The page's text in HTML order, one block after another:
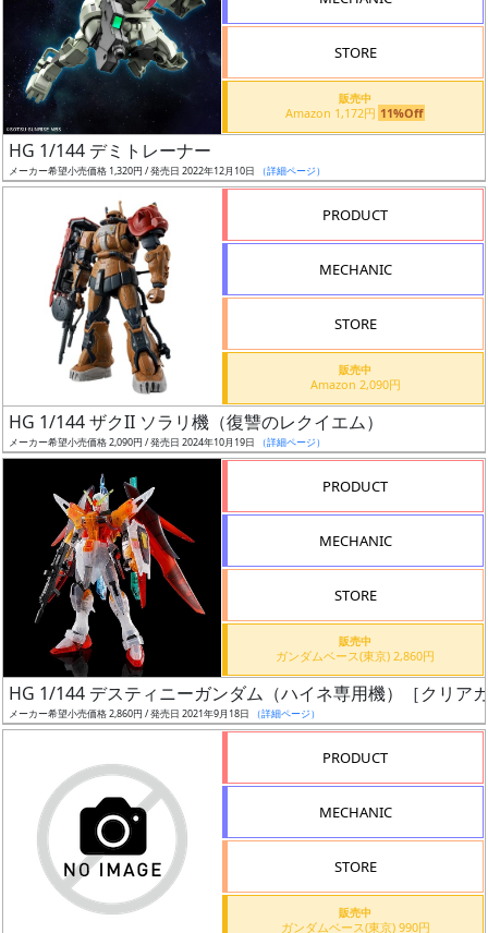
シ
リ
ー
ズ・
況
売
抽
選
STORE
販売中
Amazon 1,172円 11%Off
HG 1/144 デミトレーナー
メーカー希望小売価格 1,320円 / 発売日 2022年12月10日 （詳細ページ）
PRODUCT
MECHANIC
STORE
販売中
Amazon 2,090円
HG 1/144 ザクII ソラリ機（復讐のレクイエム）
メーカー希望小売価格 2,090円 / 発売日 2024年10月19日 （詳細ページ）
PRODUCT
MECHANIC
STORE
販売中
ガンダムベース(東京) 2,860円
HG 1/144 デスティニーガンダム（ハイネ専用機）［クリア
メーカー希望小売価格 2,860円 / 発売日 2021年9月18日 （詳細ページ）
PRODUCT
MECHANIC
STORE
販売中
ガンダムベース(東京) 990円